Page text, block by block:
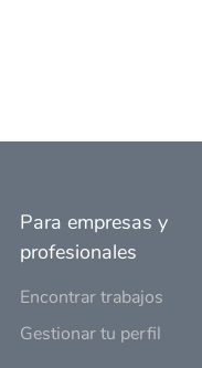
Para empresas y
profesionales
Encontrar trabajos
Gestionar tu perfil